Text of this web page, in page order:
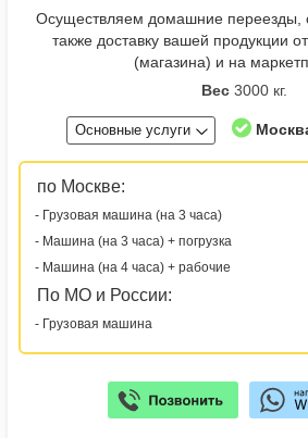
Осуществляем домашние
также доставку вашей продукции
(магазина) и на
Вес3000 кг.
Основные услуги
по Москве:
- Грузовая машина (на 3 часа)
- Машина (на 3 часа) + погрузка
- Машина (на 4 часа) + рабочие
По МО и России:
- Грузовая машина